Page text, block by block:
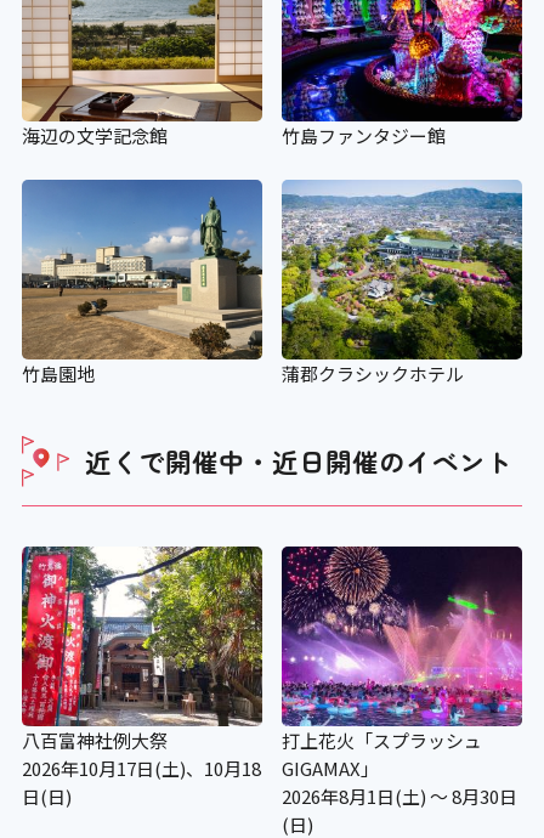
海辺の文学記念館 竹島ファンタジー館
竹島園地 蒲郡クラシックホテル
近くで開催中・近日開催のイベント
八百富神社例大祭
2026年10月17日(土)、10月18
日(日)
打上花火「スプラッシュ
GIGAMAX」
2026年8月1日(土) ～ 8月30日
(日)